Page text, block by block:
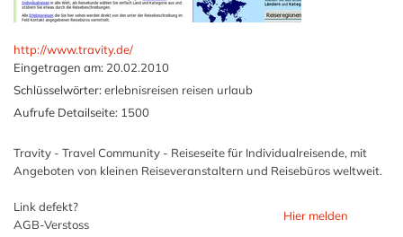
http://www.travity.de/
Eingetragen am: 20.02.2010
Schlüsselwörter: erlebnisreisen reisen urlaub
Aufrufe Detailseite: 1500
Travity - Travel Community - Reiseseite für Individualreisende, mit
Angeboten von kleinen Reiseveranstaltern und Reisebüros weltweit.
Link defekt?
AGB-Verstoss
Hier melden